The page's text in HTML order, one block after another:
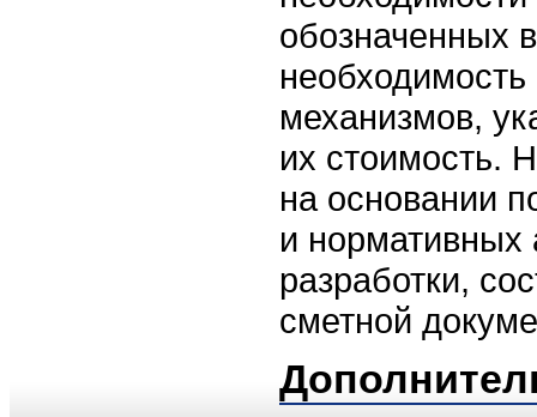
обозначенных
механизмов,
их стоимость.
на основании
и нормативных
разработки,
сметной